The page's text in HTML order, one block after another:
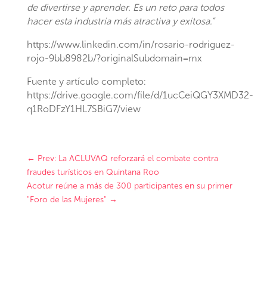
de divertirse y aprender. Es un reto para todos
hacer esta industria más atractiva y exitosa.”
https://www.linkedin.com/in/rosario-rodriguez-
rojo-9bb8982b/?originalSubdomain=mx
Fuente y artículo completo:
https://drive.google.com/file/d/1ucCeiQGY3XMD32-
q1RoDFzY1HL7SBiG7/view
← Prev: La ACLUVAQ reforzará el combate contra
fraudes turísticos en Quintana Roo
Acotur reúne a más de 300 participantes en su primer
"Foro de las Mujeres" →